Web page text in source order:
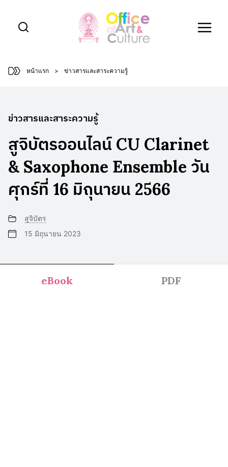
content
หน้าแรก > ข่าวสารและสาระความรู้
ข่าวสารและสาระความรู้
สูจิบัตรออนไลน์ CU Clarinet
& Saxophone Ensemble วัน
ศุกร์ที่ 16 มิถุนายน 2566
สูจิบัตร
15 มิถุนายน 2023
eBook PDF